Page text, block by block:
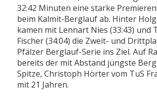
32:42 Minuten eine starke
beim Kalmit-Berglauf ab. Hinter
kamen mit Lennart Nies (33:43) und
Fischer (34:04) die Zweit- und
Pfälzer Berglauf-Serie ins Ziel. Auf
bereits der mit Abstand jüngste
Spitze, Christoph Hörter vom TuS
mit 21 Jahren.